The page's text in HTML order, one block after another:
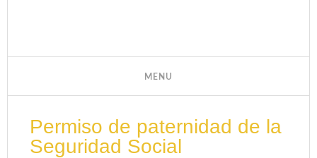
Permiso de paternidad de la
Seguridad Social